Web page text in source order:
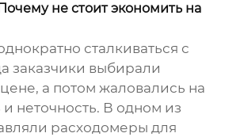
не стоит экономить на
сталкиваться с
заказчики выбирали
а потом жаловались на
неточность. В одном из
расходомеры для